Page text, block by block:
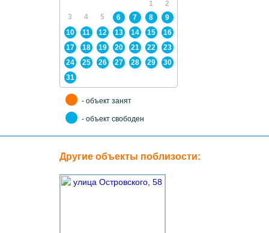
1
2
3
4 5 6 7 8
9
10
11 12 13 14 15
16
17
18 19 20 21 22
23
24
25 26 27 28 29
30
31
- объект занят
- объект свободен
Другие объекты поблизости: